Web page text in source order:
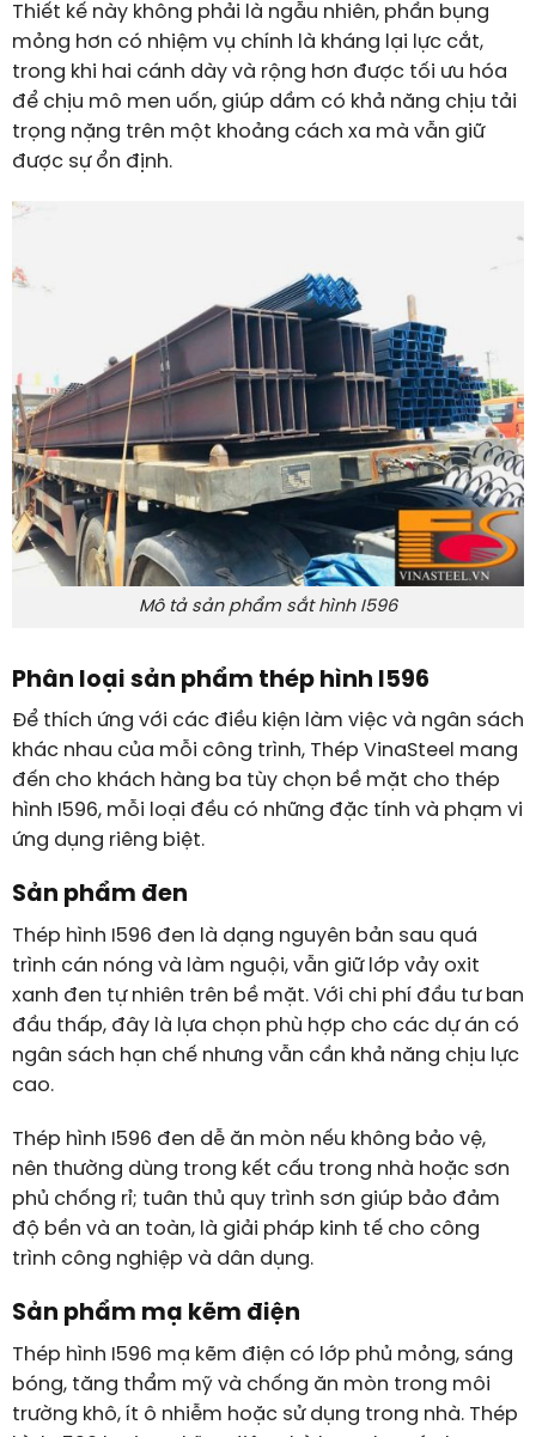
Thiết kế này không phải là ngẫu nhiên, phần bụng
mỏng hơn có nhiệm vụ chính là kháng lại lực cắt,
trong khi hai cánh dày và rộng hơn được tối ưu hóa
để chịu mô men uốn, giúp dầm có khả năng chịu tải
trọng nặng trên một khoảng cách xa mà vẫn giữ
được sự ổn định.
Mô tả sản phẩm sắt hình I596
Phân loại sản phẩm thép hình I596
Để thích ứng với các điều kiện làm việc và ngân sách
khác nhau của mỗi công trình, Thép VinaSteel mang
đến cho khách hàng ba tùy chọn bề mặt cho thép
hình I596, mỗi loại đều có những đặc tính và phạm vi
ứng dụng riêng biệt.
Sản phẩm đen
Thép hình I596 đen là dạng nguyên bản sau quá
trình cán nóng và làm nguội, vẫn giữ lớp vảy oxit
xanh đen tự nhiên trên bề mặt. Với chi phí đầu tư ban
đầu thấp, đây là lựa chọn phù hợp cho các dự án có
ngân sách hạn chế nhưng vẫn cần khả năng chịu lực
cao.
Thép hình I596 đen dễ ăn mòn nếu không bảo vệ,
nên thường dùng trong kết cấu trong nhà hoặc sơn
phủ chống rỉ; tuân thủ quy trình sơn giúp bảo đảm
độ bền và an toàn, là giải pháp kinh tế cho công
trình công nghiệp và dân dụng.
Sản phẩm mạ kẽm điện
Thép hình I596 mạ kẽm điện có lớp phủ mỏng, sáng
bóng, tăng thẩm mỹ và chống ăn mòn trong môi
trường khô, ít ô nhiễm hoặc sử dụng trong nhà. Thép